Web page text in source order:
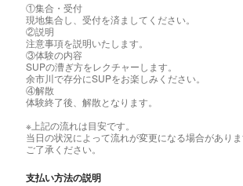
①集合・受付
現地集合し、受付を済ましてください。
②説明
注意事項を説明いたします。
③体験の内容
SUPの漕ぎ方をレクチャーします。
余市川で存分にSUPをお楽しみください。
④解散
体験終了後、解散となります。
※上記の流れは目安です。
当日の状況によって流れが変更になる場合があり
ご了承ください。
支払い方法の説明